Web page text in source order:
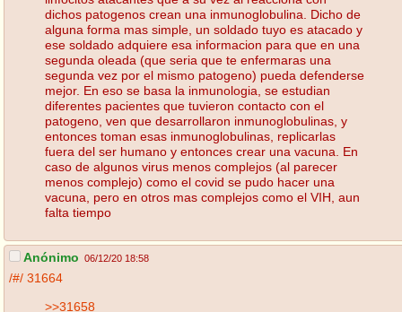
dichos patogenos crean una inmunoglobulina. Dicho de
alguna forma mas simple, un soldado tuyo es atacado y
ese soldado adquiere esa informacion para que en una
segunda oleada (que seria que te enfermaras una
segunda vez por el mismo patogeno) pueda defenderse
mejor. En eso se basa la inmunologia, se estudian
diferentes pacientes que tuvieron contacto con el
patogeno, ven que desarrollaron inmunoglobulinas, y
entonces toman esas inmunoglobulinas, replicarlas
fuera del ser humano y entonces crear una vacuna. En
caso de algunos virus menos complejos (al parecer
menos complejo) como el covid se pudo hacer una
vacuna, pero en otros mas complejos como el VIH, aun
falta tiempo
Anónimo 06/12/20 18:58
/#/ 31664
>>31658